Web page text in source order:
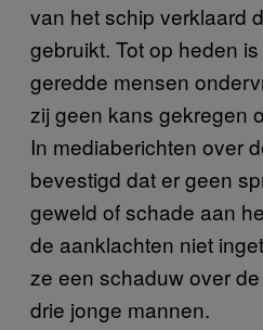
van het schip verklaard
gebruikt. Tot op heden
geredde mensen
zij geen kans gekregen
In mediaberichten over
bevestigd dat er geen
geweld of schade aan
de aanklachten niet
ze een schaduw over
drie jonge mannen.